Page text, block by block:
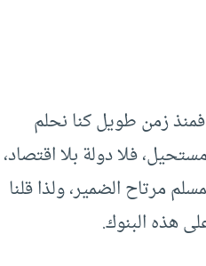
زمن طويل كنا نحلم
فلا دولة بلا اقتصاد،
مرتاح الضمير، ولذا قلنا
هذه البنوك.